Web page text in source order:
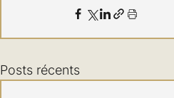
Posts récents